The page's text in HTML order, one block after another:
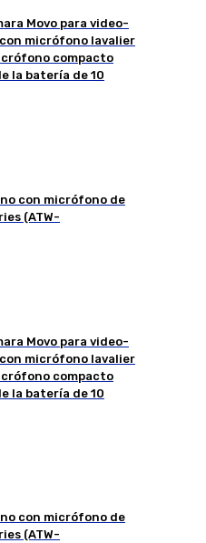
Movo para video-
micrófono lavalier
compacto
la batería de 10
con micrófono de
(ATW-
Movo para video-
micrófono lavalier
compacto
la batería de 10
con micrófono de
(ATW-